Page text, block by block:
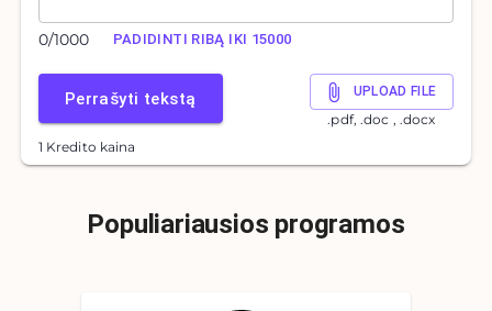
0/1000 PADIDINTI RIBĄ IKI 15000
Perrašyti tekstą UPLOAD FILE
.pdf, .doc , .docx
1 Kredito kaina
Populiariausios programos